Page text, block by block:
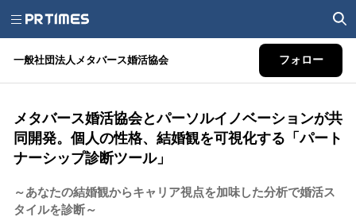
一般社団法人メタバース婚活協会 フォロー
メタバース婚活協会とパーソルイノベーションが共
同開発。個人の性格、結婚観を可視化する「パート
ナーシップ診断ツール」
～あなたの結婚観からキャリア視点を加味した分析で婚活ス
タイルを診断～